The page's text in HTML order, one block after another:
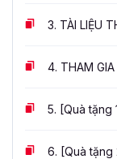
3. TÀI LIỆU
4. THAM
5. [Quà
6. [Quà